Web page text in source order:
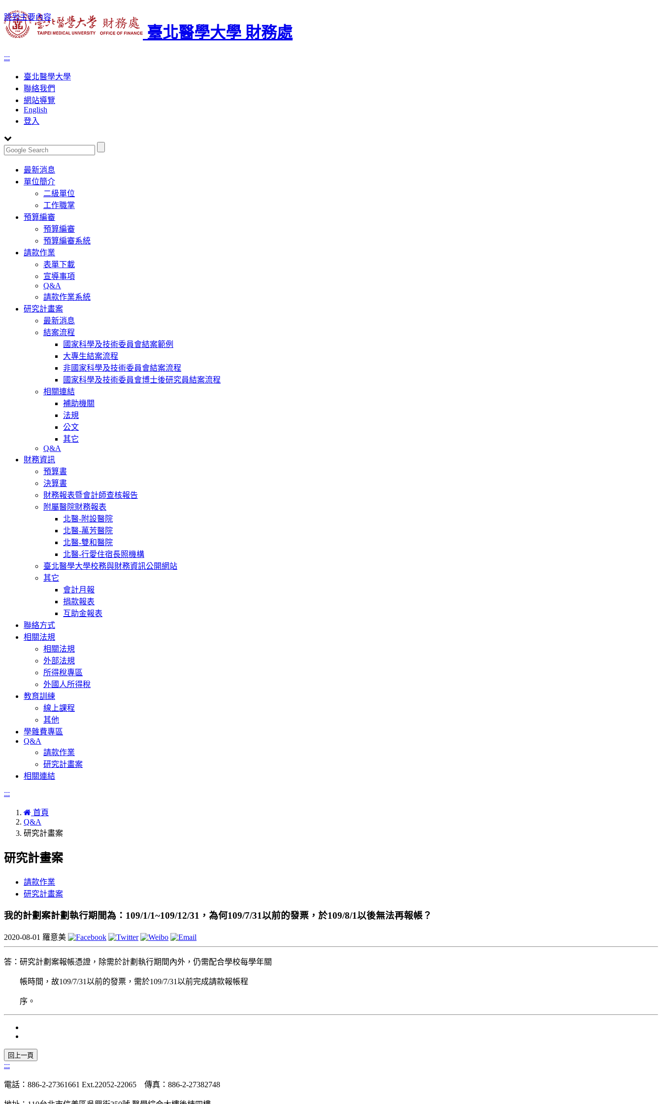
跳到主要內容
臺北醫學大學 財務處
:::
臺北醫學大學
聯絡我們
網站導覽
English
登入
Toggle
navigation
最新消息
單位簡介
二級單位
工作職掌
預算編審
預算編審
預算編審系統
請款作業
表單下載
宣導事項
Q&A
請款作業系統
研究計畫案
最新消息
結案流程
國家科學及技術委員會結案範例
大專生結案流程
非國家科學及技術委員會結案流程
國家科學及技術委員會博士後研究員結案流程
相關連結
補助機關
法規
公文
其它
Q&A
財務資訊
預算書
決算書
財務報表暨會計師查核報告
附屬醫院財務報表
北醫-附設醫院
北醫-萬芳醫院
北醫-雙和醫院
北醫-行愛住宿長照機構
臺北醫學大學校務與財務資訊公開網站
其它
會計月報
捐款報表
互助金報表
聯絡方式
相關法規
相關法規
外部法規
所得稅專區
外國人所得稅
教育訓練
線上課程
其他
學雜費專區
Q&A
請款作業
研究計畫案
相關連結
:::
首頁
Q&A
研究計畫案
研究計畫案
請款作業
研究計畫案
我的計劃案計劃執行期間為：109/1/1~109/12/31，為何109/7/31以前的發票，於109/8/1以後無法再報帳？
2020-08-01 羅意美
答：研究計劃案報帳憑證，除需於計劃執行期間內外，仍需配合學校每學年關
帳時間，故109/7/31以前的發票，需於109/7/31以前完成請款報帳程
序。
:::
電話：886-2-27361661 Ext.22052-22065 傳真：886-2-27382748